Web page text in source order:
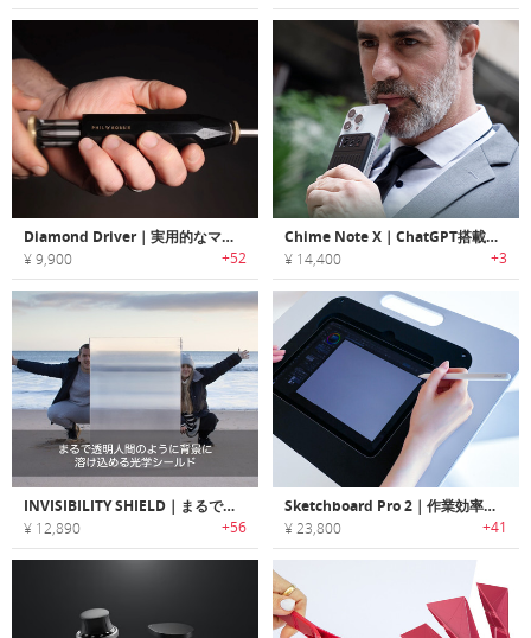
Diamond Driver｜実用的なマルチビットドライバー
¥ 9,900 +52
Chime Note X｜ChatGPT搭載のレコーダー兼翻訳デバイス
¥ 14,400 +3
INVISIBILITY SHIELD｜まるで透明人間のように背景に溶け込める光学シールド「インビジビリティシールド」
¥ 12,890 +56
Sketchboard Pro 2｜作業効率と作業姿勢を向上する、iPad用のドローイングスタンド
¥ 23,800 +41